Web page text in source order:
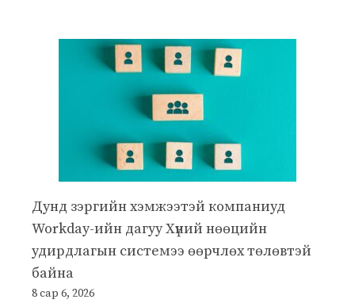
Дунд зэргийн хэмжээтэй компаниуд
Workday-ийн дагуу Хүний нөөцийн
удирдлагын системээ өөрчлөх төлөвтэй
байна
8 сар 6, 2026